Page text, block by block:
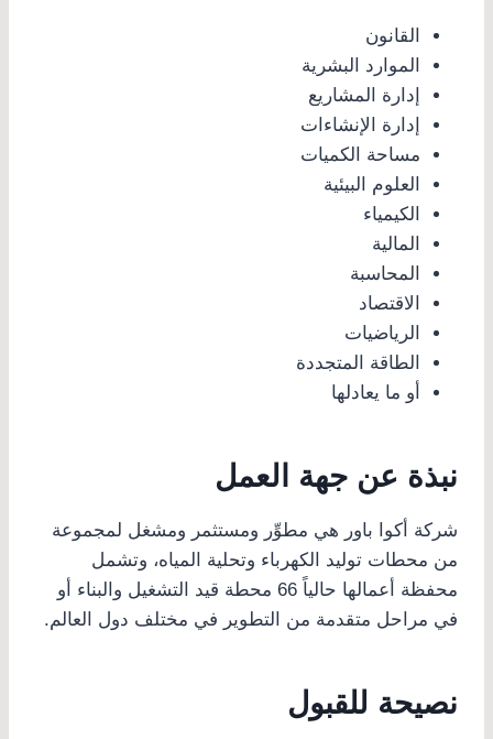
القانون
الموارد البشرية
إدارة المشاريع
إدارة الإنشاءات
مساحة الكميات
العلوم البيئية
الكيمياء
المالية
المحاسبة
الاقتصاد
الرياضيات
الطاقة المتجددة
أو ما يعادلها
نبذة عن جهة العمل
شركة أكوا باور هي مطوِّر ومستثمر ومشغل لمجموعة
من محطات توليد الكهرباء وتحلية المياه، وتشمل
محفظة أعمالها حالياً 66 محطة قيد التشغيل والبناء أو
في مراحل متقدمة من التطوير في مختلف دول العالم.
نصيحة للقبول